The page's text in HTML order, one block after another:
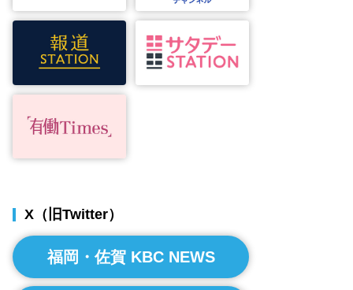
X（旧Twitter）
福岡・佐賀 KBC NEWS